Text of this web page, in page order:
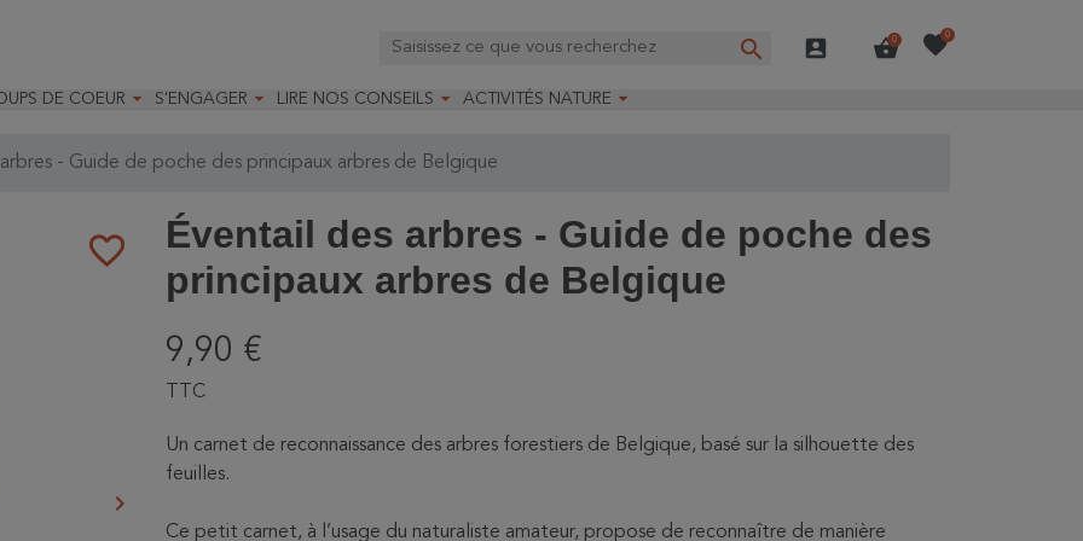
search account_box shopping_basket
0 favorite0
DE COEUR  S'ENGAGER 
Faire un legs
LIRE NOS CONSEILS 
Installer un abreuvoir
ACTIVITÉS NATURE 
Formations longues
- Guide de poche des principaux arbres de Belgique
favorite_border
Suivant
keyboard_arrow_right
Éventail des arbres - Guide de poche des
principaux arbres de Belgique
9,90 €
TTC
Un carnet de reconnaissance des arbres forestiers de Belgique, basé sur la silhouette des
feuilles.
Ce petit carnet, à l’usage du naturaliste amateur, propose de reconnaître de manière